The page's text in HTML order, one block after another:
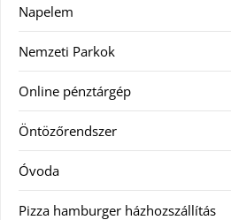
Napelem
Nemzeti Parkok
Online pénztárgép
Öntözőrendszer
Óvoda
Pizza hamburger házhozszállítás